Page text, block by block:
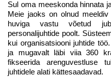
Sul oma meeskonda hinnata
Meie jaoks on olnud
huviga vastu võetud
personalijuhtide poolt.
kui organisatsiooni juhtide töö.
ja mugavalt läbi viia 360
fikseerida arenguvestluse
juhtidele alati kättesaadavad.